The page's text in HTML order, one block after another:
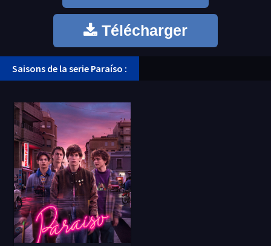
Télécharger
Saisons de la serie Paraíso :